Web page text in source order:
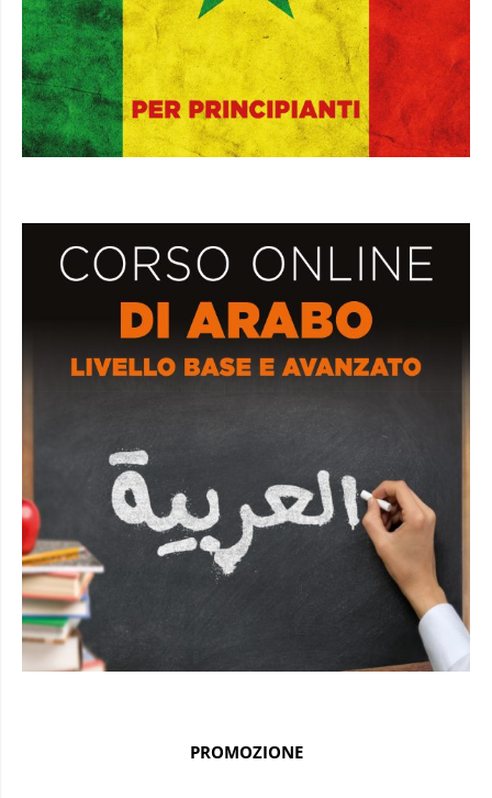
PROMOZIONE